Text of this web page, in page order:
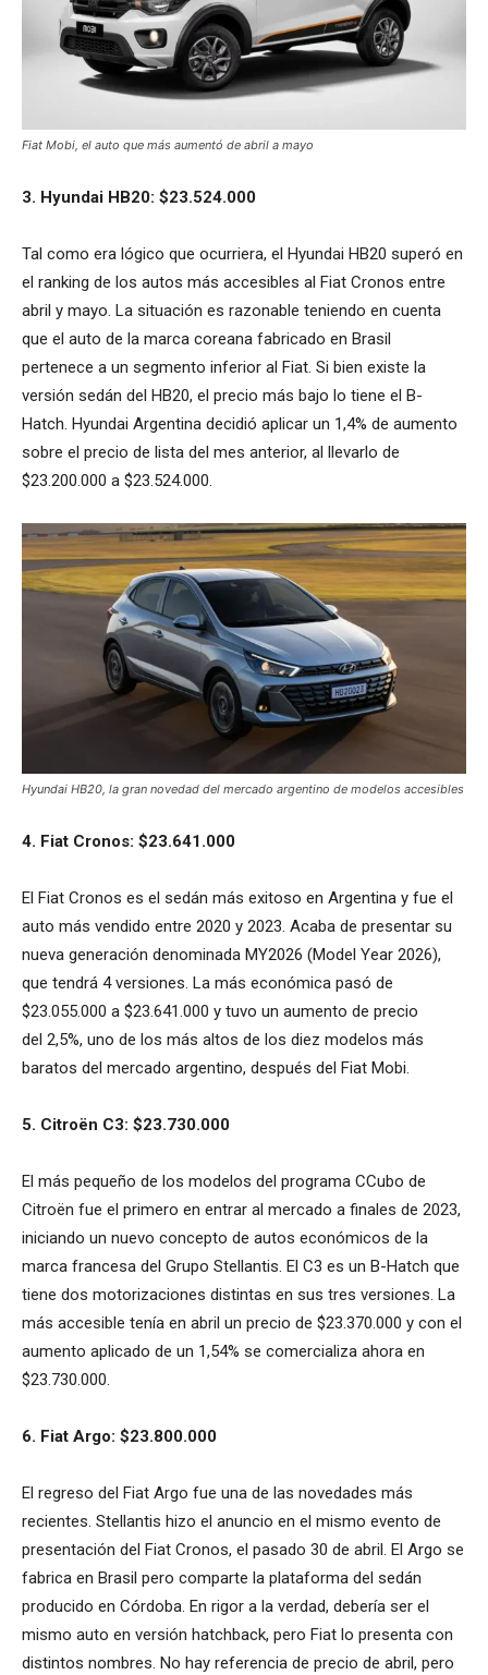
Fiat Mobi, el auto que más aumentó de abril a mayo
3. Hyundai HB20: $23.524.000
Tal como era lógico que ocurriera, el Hyundai HB20 superó en
el ranking de los autos más accesibles al Fiat Cronos entre
abril y mayo. La situación es razonable teniendo en cuenta
que el auto de la marca coreana fabricado en Brasil
pertenece a un segmento inferior al Fiat. Si bien existe la
versión sedán del HB20, el precio más bajo lo tiene el B-
Hatch. Hyundai Argentina decidió aplicar un 1,4% de aumento
sobre el precio de lista del mes anterior, al llevarlo de
$23.200.000 a $23.524.000.
Hyundai HB20, la gran novedad del mercado argentino de modelos accesibles
4. Fiat Cronos: $23.641.000
El Fiat Cronos es el sedán más exitoso en Argentina y fue el
auto más vendido entre 2020 y 2023. Acaba de presentar su
nueva generación denominada MY2026 (Model Year 2026),
que tendrá 4 versiones. La más económica pasó de
$23.055.000 a $23.641.000 y tuvo un aumento de precio
del 2,5%, uno de los más altos de los diez modelos más
baratos del mercado argentino, después del Fiat Mobi.
5. Citroën C3: $23.730.000
El más pequeño de los modelos del programa CCubo de
Citroën fue el primero en entrar al mercado a finales de 2023,
iniciando un nuevo concepto de autos económicos de la
marca francesa del Grupo Stellantis. El C3 es un B-Hatch que
tiene dos motorizaciones distintas en sus tres versiones. La
más accesible tenía en abril un precio de $23.370.000 y con el
aumento aplicado de un 1,54% se comercializa ahora en
$23.730.000.
6. Fiat Argo: $23.800.000
El regreso del Fiat Argo fue una de las novedades más
recientes. Stellantis hizo el anuncio en el mismo evento de
presentación del Fiat Cronos, el pasado 30 de abril. El Argo se
fabrica en Brasil pero comparte la plataforma del sedán
producido en Córdoba. En rigor a la verdad, debería ser el
mismo auto en versión hatchback, pero Fiat lo presenta con
distintos nombres. No hay referencia de precio de abril, pero